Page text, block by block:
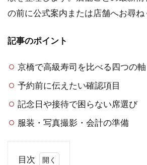
の前に公式案内または店舗へお尋ね
記事のポイント
京橋で高級寿司を比べる四つの軸
予約前に伝えたい確認項目
記念日や接待で困らない席選び
服装・写真撮影・会計の準備
目次